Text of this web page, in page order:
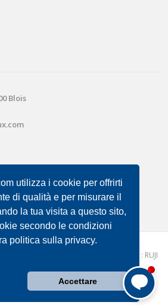
utilizza i cookie per offrirti
di qualità e per misurare il
la tua visita a questo sito,
secondo le condizioni
politica sulla privacy.
Accettare
Blois
|
Conception et réalisation : RUJI
puis-je vous aider ?